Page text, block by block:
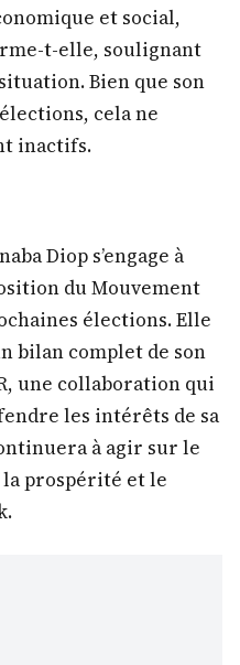
et social,
t-elle, soulignant
Bien que son
cela ne
inactifs.
Diop s’engage à
du Mouvement
élections. Elle
bilan complet de son
une collaboration qui
les intérêts de sa
à agir sur le
prospérité et le